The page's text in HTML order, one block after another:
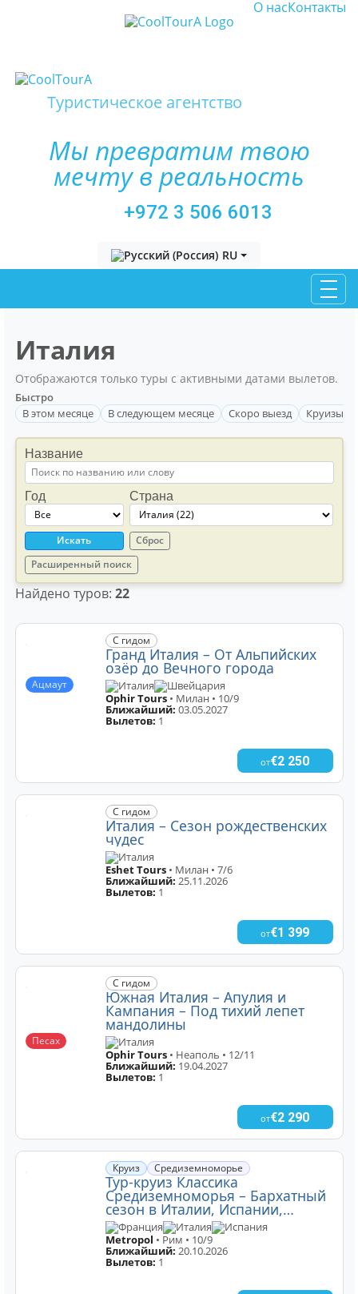
О насКонтакты
Туристическое агентство
Мы превратим твою
мечту в реальность
+972 3 506 6013
Выберите язык RU
Италия
Отображаются только туры с активными датами вылетов.
Быстро
В этом месяце
В следующем месяце Скоро выезд Круизы
Название
Год Страна
Искать
Сброс
Расширенный поиск
Найдено туров: 22
С гидом
Гранд Италия – От Альпийских
озёр до Вечного города
Ацмаут Италия
Швейцария
Ophir Tours• Милан • 10/9
Ближайший: 03.05.2027
Вылетов: 1
от€2 250
С гидом
Италия – Сезон рождественских
чудес
Италия
Eshet Tours• Милан • 7/6
Ближайший: 25.11.2026
Вылетов: 1
от€1 399
С гидом
Южная Италия – Апулия и
Кампания – Под тихий лепет
мандолины
Песах
Италия
Ophir Tours• Неаполь • 12/11
Ближайший: 19.04.2027
Вылетов: 1
от€2 290
Круиз Средиземноморье
Тур-круиз Классика
Средиземноморья – Бархатный
сезон в Италии, Испании,
Франции
Франция Италия
Испания
Metropol • Рим • 10/9
Ближайший: 20.10.2026
Вылетов: 1